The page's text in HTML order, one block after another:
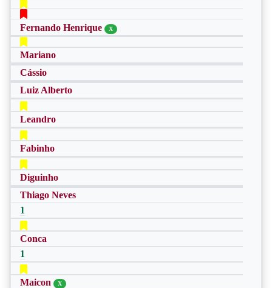
Fernando Henrique X
Mariano
Cássio
Luiz Alberto
Leandro
Fabinho
Diguinho
Thiago Neves
1
Conca
1
Maicon X